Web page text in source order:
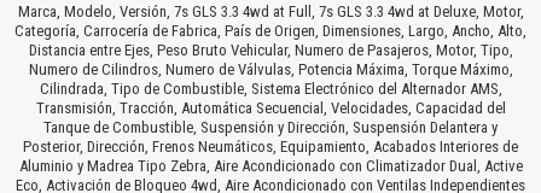
Marca, Modelo, Versión, 7s GLS 3.3 4wd at Full, 7s GLS 3.3 4wd at Deluxe, Motor,
Categoría, Carrocería de Fabrica, País de Origen, Dimensiones, Largo, Ancho, Alto,
Distancia entre Ejes, Peso Bruto Vehicular, Numero de Pasajeros, Motor, Tipo,
Numero de Cilindros, Numero de Válvulas, Potencia Máxima, Torque Máximo,
Cilindrada, Tipo de Combustible, Sistema Electrónico del Alternador AMS,
Transmisión, Tracción, Automática Secuencial, Velocidades, Capacidad del
Tanque de Combustible, Suspensión y Dirección, Suspensión Delantera y
Posterior, Dirección, Frenos Neumáticos, Equipamiento, Acabados Interiores de
Aluminio y Madrea Tipo Zebra, Aire Acondicionado con Climatizador Dual, Active
Eco, Activación de Bloqueo 4wd, Aire Acondicionado con Ventilas Independientes